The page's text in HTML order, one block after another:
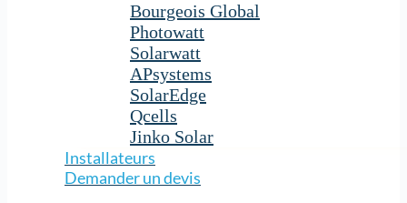
Bourgeois Global
Photowatt
Solarwatt
APsystems
SolarEdge
Qcells
Jinko Solar
Installateurs
Demander un devis